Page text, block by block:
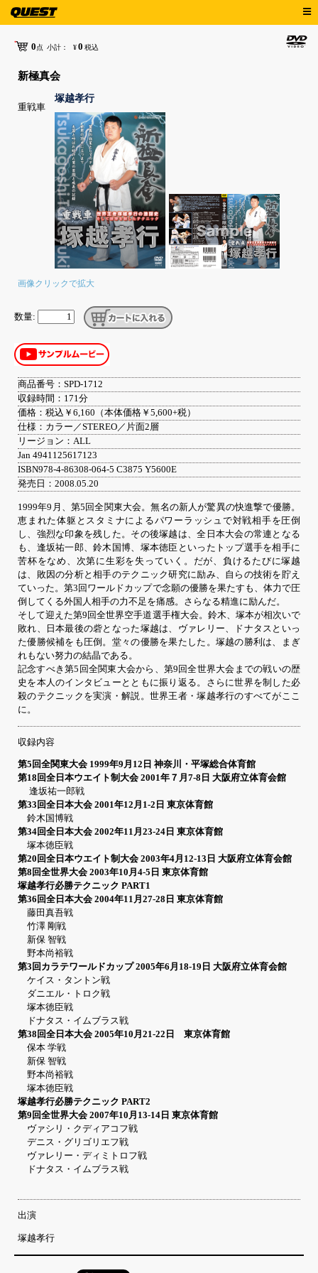
0点 小計： ¥0 税込
新極真会
重戦車
塚越孝行
画像クリックで拡大
数量:
商品番号：SPD-1712
収録時間：171分
価格：税込￥6,160（本体価格￥5,600+税）
仕様：カラー／STEREO／片面2層
リージョン：ALL
Jan 4941125617123
ISBN978-4-86308-064-5 C3875 Y5600E
発売日：2008.05.20
1999年9月、第5回全関東大会。無名の新人が驚異の快進撃で優勝。
恵まれた体躯とスタミナによるパワーラッシュで対戦相手を圧倒
し、強烈な印象を残した。その後塚越は、全日本大会の常連となる
も、逢坂祐一郎、鈴木国博、塚本徳臣といったトップ選手を相手に
苦杯をなめ、次第に生彩を失っていく。だが、負けるたびに塚越
は、敗因の分析と相手のテクニック研究に励み、自らの技術を貯え
ていった。第3回ワールドカップで念願の優勝を果たすも、体力で圧
倒してくる外国人相手の力不足を痛感。さらなる精進に励んだ。
そして迎えた第9回全世界空手道選手権大会。鈴木、塚本が相次いで
敗れ、日本最後の砦となった塚越は、ヴァレリー、ドナタスといっ
た優勝候補をも圧倒。堂々の優勝を果たした。塚越の勝利は、まぎ
れもない努力の結晶である。
記念すべき第5回全関東大会から、第9回全世界大会までの戦いの歴
史を本人のインタビューとともに振り返る。さらに世界を制した必
殺のテクニックを実演・解説。世界王者・塚越孝行のすべてがここ
に。
収録内容
第5回全関東大会 1999年9月12日 神奈川・平塚総合体育館
第18回全日本ウエイト制大会 2001年７月7-8日 大阪府立体育会館
逢坂祐一郎戦
第33回全日本大会 2001年12月1-2日 東京体育館
鈴木国博戦
第34回全日本大会 2002年11月23-24日 東京体育館
塚本徳臣戦
第20回全日本ウエイト制大会 2003年4月12-13日 大阪府立体育会館
第8回全世界大会 2003年10月4-5日 東京体育館
塚越孝行必勝テクニック PART1
第36回全日本大会 2004年11月27-28日 東京体育館
藤田真吾戦
竹澤 剛戦
新保 智戦
野本尚裕戦
第3回カラテワールドカップ 2005年6月18-19日 大阪府立体育会館
ケイス・タントン戦
ダニエル・トロク戦
塚本徳臣戦
ドナタス・イムブラス戦
第38回全日本大会 2005年10月21-22日 東京体育館
保本 学戦
新保 智戦
野本尚裕戦
塚本徳臣戦
塚越孝行必勝テクニック PART2
第9回全世界大会 2007年10月13-14日 東京体育館
ヴァシリ・クディアコフ戦
デニス・グリゴリエフ戦
ヴァレリー・ディミトロフ戦
ドナタス・イムブラス戦
出演
塚越孝行